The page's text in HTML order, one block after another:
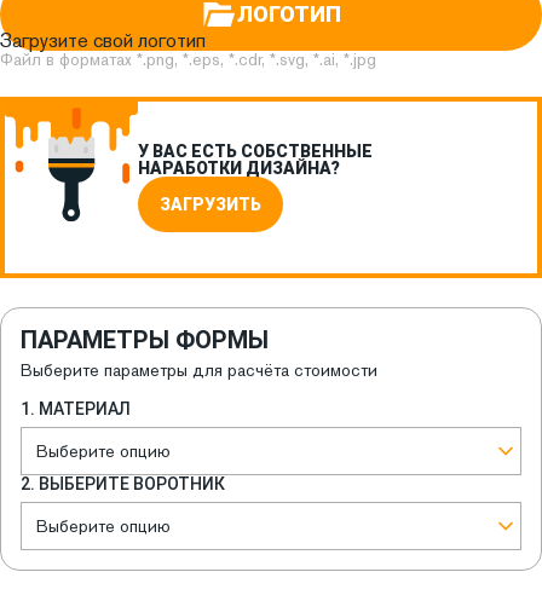
ЛОГОТИП
Загрузите свой логотип
Файл в форматах *.png, *.eps, *.cdr, *.svg, *.ai, *.jpg
У ВАС ЕСТЬ СОБСТВЕННЫЕ
НАРАБОТКИ ДИЗАЙНА?
ЗАГРУЗИТЬ
ПАРАМЕТРЫ ФОРМЫ
Выберите параметры для расчёта стоимости
1. МАТЕРИАЛ
Выберите опцию
2. ВЫБЕРИТЕ ВОРОТНИК
Выберите опцию